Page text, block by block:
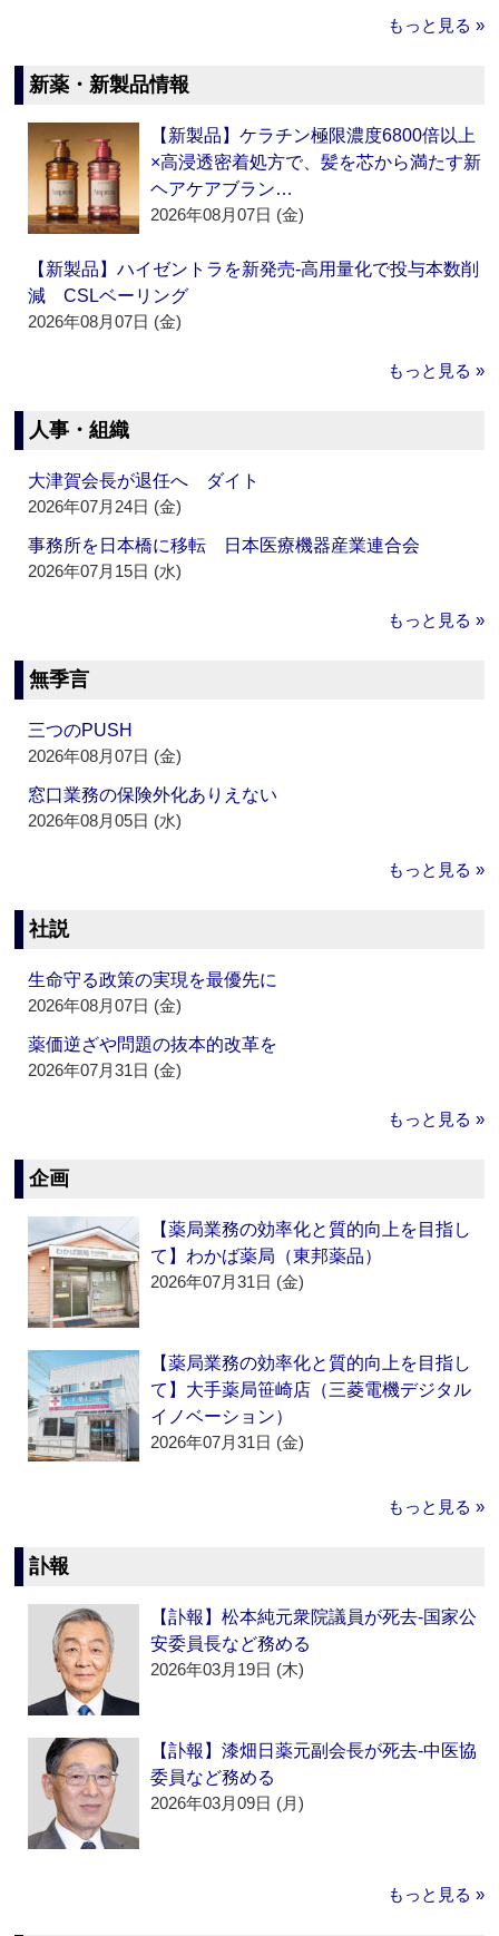
もっと見る »
新薬・新製品情報
【新製品】ケラチン極限濃度6800倍以上
×高浸透密着処方で、髪を芯から満たす新
ヘアケアブラン…
2026年08月07日 (金)
【新製品】ハイゼントラを新発売‐高用量化で投与本数削
減 CSLベーリング
2026年08月07日 (金)
もっと見る »
人事・組織
大津賀会長が退任へ ダイト
2026年07月24日 (金)
事務所を日本橋に移転 日本医療機器産業連合会
2026年07月15日 (水)
もっと見る »
無季言
三つのPUSH
2026年08月07日 (金)
窓口業務の保険外化ありえない
2026年08月05日 (水)
もっと見る »
社説
生命守る政策の実現を最優先に
2026年08月07日 (金)
薬価逆ざや問題の抜本的改革を
2026年07月31日 (金)
もっと見る »
企画
【薬局業務の効率化と質的向上を目指し
て】わかば薬局（東邦薬品）
2026年07月31日 (金)
【薬局業務の効率化と質的向上を目指し
て】大手薬局笹崎店（三菱電機デジタル
イノベーション）
2026年07月31日 (金)
もっと見る »
訃報
【訃報】松本純元衆院議員が死去‐国家公
安委員長など務める
2026年03月19日 (木)
【訃報】漆畑日薬元副会長が死去‐中医協
委員など務める
2026年03月09日 (月)
もっと見る »